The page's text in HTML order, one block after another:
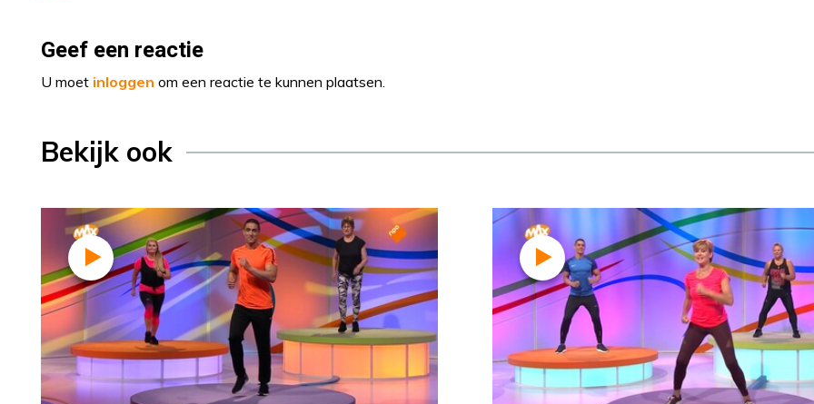
Geef een reactie
U moet inloggen om een reactie te kunnen plaatsen.
Bekijk ook